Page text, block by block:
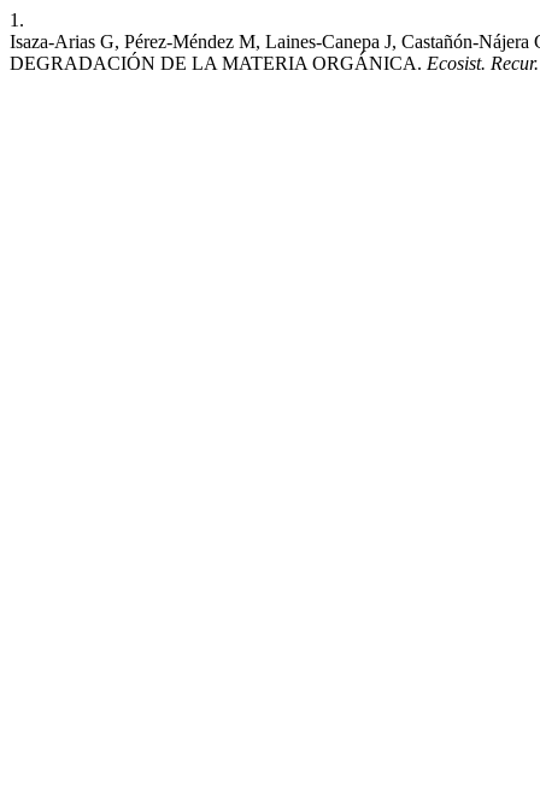
1.
Isaza-Arias G, Pérez-Méndez M, Laines-Canepa J, Castañón-
DEGRADACIÓN DE LA MATERIA ORGÁNICA. Ecosist.